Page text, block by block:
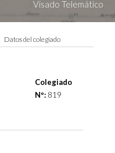
Visado Telemático
Datos del colegiado
Colegiado
Nº:819